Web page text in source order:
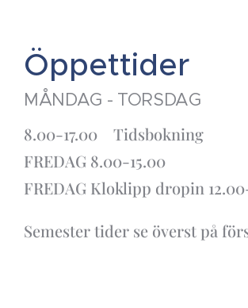
Öppettider
MÅNDAG - TORSDAG
8.00-17.00 Tidsbokning
FREDAG 8.00-15.00
FREDAG Kloklipp dropin
Semester tider se överst på